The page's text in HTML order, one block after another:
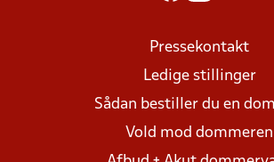
Pressekontakt
Ledige stillinger
Sådan bestiller du en
Vold mod dommeren